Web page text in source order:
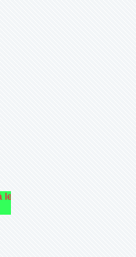
faire fonctionner et le